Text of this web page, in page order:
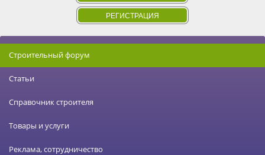
РЕГИСТРАЦИЯ
Строительный форум
Статьи
Справочник строителя
Товары и услуги
Реклама, сотрудничество